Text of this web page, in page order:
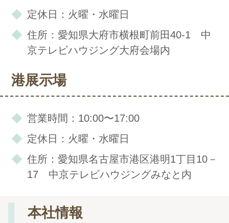
定休日：火曜・水曜日
住所：愛知県大府市横根町前田40-1 中
京テレビハウジング大府会場内
港展示場
営業時間：10:00〜17:00
定休日：火曜・水曜日
住所：愛知県名古屋市港区港明1丁目10－
17 中京テレビハウジングみなと内
本社情報